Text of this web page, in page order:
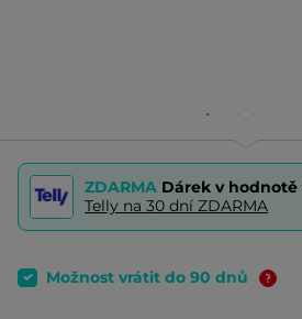
ZDARMA Dárek v hodnotě
Telly na 30 dní ZDARMA
Možnost vrátit do 90 dnů